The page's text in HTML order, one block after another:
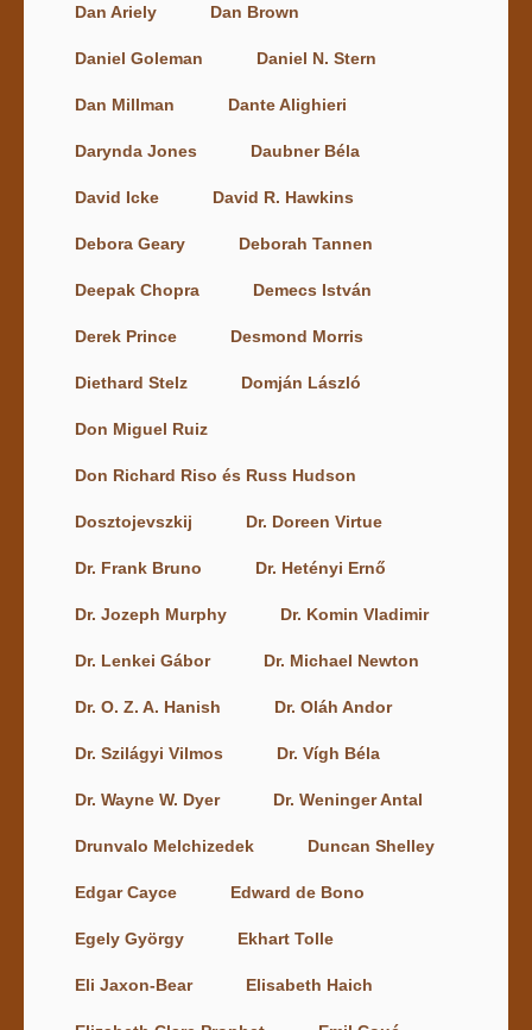
Dan Ariely Dan Brown
Daniel Goleman Daniel N. Stern
Dan Millman Dante Alighieri
Darynda Jones Daubner Béla
David Icke David R. Hawkins
Debora Geary Deborah Tannen
Deepak Chopra Demecs István
Derek Prince Desmond Morris
Diethard Stelz Domján László
Don Miguel Ruiz
Don Richard Riso és Russ Hudson
Dosztojevszkij Dr. Doreen Virtue
Dr. Frank Bruno Dr. Hetényi Ernő
Dr. Jozeph Murphy Dr. Komin Vladimir
Dr. Lenkei Gábor Dr. Michael Newton
Dr. O. Z. A. Hanish Dr. Oláh Andor
Dr. Szilágyi Vilmos Dr. Vígh Béla
Dr. Wayne W. Dyer Dr. Weninger Antal
Drunvalo Melchizedek Duncan Shelley
Edgar Cayce Edward de Bono
Egely György Ekhart Tolle
Eli Jaxon-Bear Elisabeth Haich